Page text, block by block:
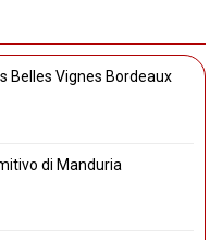
Belles Vignes Bordeaux
di Manduria